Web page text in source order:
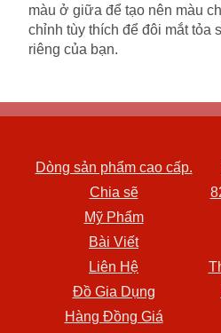
màu ở giữa để tạo nên màu
chỉnh tùy thích để đôi mắt tỏa
riêng của bạn.
Dòng sản phẩm cao cấp.
Chia sẽ
Mỹ Phẩm
Bài Viết
Liên Hệ
Đồ Gia Dụng
Hàng Đồng Giá